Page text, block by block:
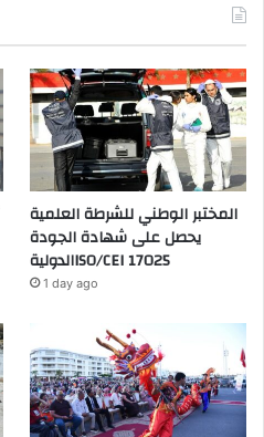
المختبر الوطني للشرطة العلمية
يحصل على شهادة الجودة
الدوليةISO/CEI 17025
1 day ago